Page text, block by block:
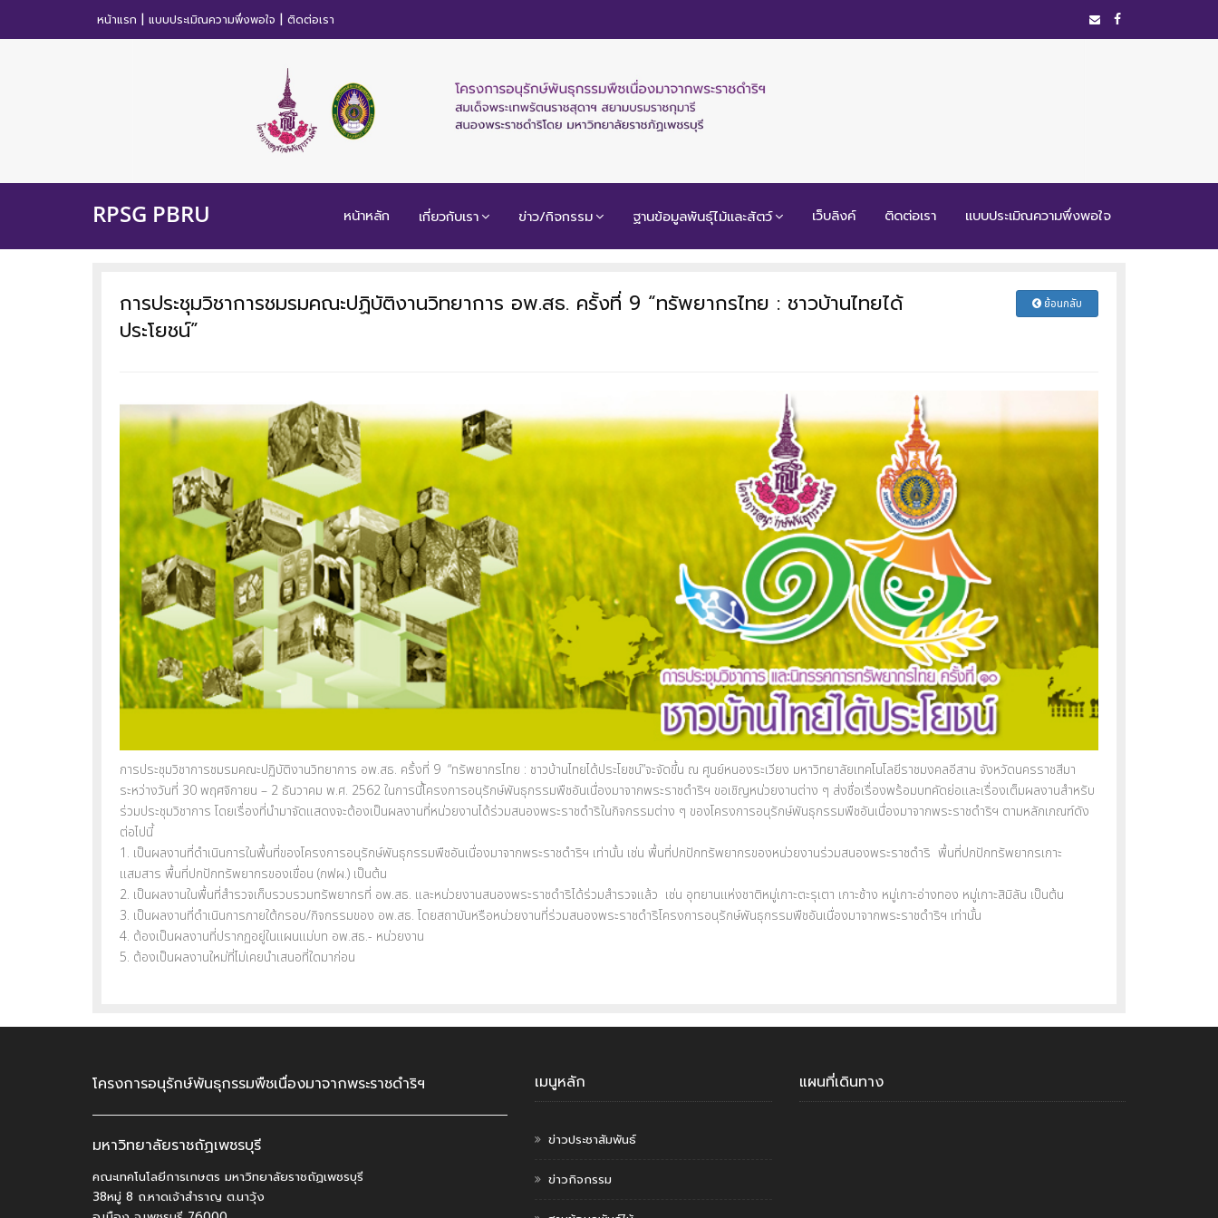
หน้าแรก | แบบประเมิณความพึ่งพอใจ | ติดต่อเรา
RPSG PBRU หน้าหลัก เกี่ยวกับเรา ข่าว/กิจกรรม ฐานข้อมูลพันธุ์ไม้และสัตว์ เว็บลิงค์ ติดต่อเรา แบบประเมิณความพึ่งพอใจ
การประชุมวิชาการชมรมคณะปฏิบัติงานวิทยาการ อพ.สธ. ครั้งที่ 9 “ทรัพยากรไทย : ชาวบ้านไทยได้
ประโยชน์”
ย้อนกลับ
การประชุมวิชาการชมรมคณะปฏิบัติงานวิทยาการ อพ.สธ. ครั้งที่ 9 “ทรัพยากรไทย : ชาวบ้านไทยได้ประโยชน์”จะจัดขึ้น ณ ศูนย์หนองระเวียง มหาวิทยาลัยเทคโนโลยีราชมงคลอีสาน จังหวัดนครราชสีมา
ระหว่างวันที่ 30 พฤศจิกายน – 2 ธันวาคม พ.ศ. 2562 ในการนี้โครงการอนุรักษ์พันธุกรรมพืชอันเนื่องมาจากพระราชดำริฯ ขอเชิญหน่วยงานต่าง ๆ ส่งชื่อเรื่องพร้อมบทคัดย่อและเรื่องเต็มผลงานสำหรับ
ร่วมประชุมวิชาการ โดยเรื่องที่นำมาจัดแสดงจะต้องเป็นผลงานที่หน่วยงานได้ร่วมสนองพระราชดำริในกิจกรรมต่าง ๆ ของโครงการอนุรักษ์พันธุกรรมพืชอันเนื่องมาจากพระราชดำริฯ ตามหลักเกณฑ์ดัง
ต่อไปนี้
1. เป็นผลงานที่ดำเนินการในพื้นที่ของโครงการอนุรักษ์พันธุกรรมพืชอันเนื่องมาจากพระราชดำริฯ เท่านั้น เช่น พื้นที่ปกปักทรัพยากรของหน่วยงานร่วมสนองพระราชดำริ พื้นที่ปกปักทรัพยากรเกาะ
แสมสาร พื้นที่ปกปักทรัพยากรของเขื่อน (กฟผ.) เป็นต้น
2. เป็นผลงานในพื้นที่สำรวจเก็บรวบรวมทรัพยากรที่ อพ.สธ. และหน่วยงานสนองพระราชดำริได้ร่วมสำรวจแล้ว เช่น อุทยานแห่งชาติหมู่เกาะตะรุเตา เกาะช้าง หมู่เกาะอ่างทอง หมู่เกาะสิมิลัน เป็นต้น
3. เป็นผลงานที่ดำเนินการภายใต้กรอบ/กิจกรรมของ อพ.สธ. โดยสถาบันหรือหน่วยงานที่ร่วมสนองพระราชดำริโครงการอนุรักษ์พันธุกรรมพืชอันเนื่องมาจากพระราชดำริฯ เท่านั้น
4. ต้องเป็นผลงานที่ปรากฏอยู่ในแผนแม่บท อพ.สธ.- หน่วยงาน
5. ต้องเป็นผลงานใหม่ที่ไม่เคยนำเสนอที่ใดมาก่อน
โครงการอนุรักษ์พันธุกรรมพืชเนื่องมาจากพระราชดำริฯ
มหาวิทยาลัยราชถัฏเพชรบุรี
คณะเทคโนโลยีการเกษตร มหาวิทยาลัยราชถัฏเพชรบุรี
38หมู่ 8 ถ.หาดเจ้าสำราญ ต.นาวุ้ง
เมนูหลัก
ข่าวประชาสัมพันธ์
ข่าวกิจกรรม
แผนที่เดินทาง